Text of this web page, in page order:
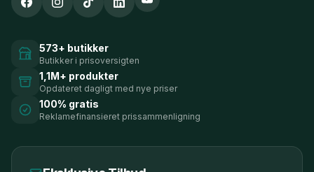
573+ butikker
Butikker i prisoversigten
1,1M+ produkter
Opdateret dagligt med nye priser
100% gratis
Reklamefinansieret prissammenligning